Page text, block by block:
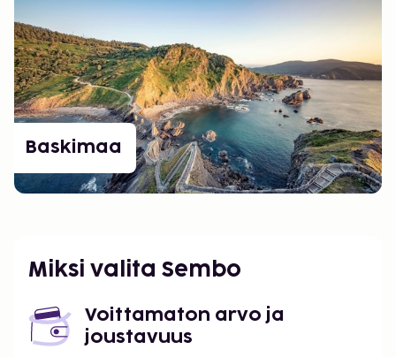
Baskimaa
Miksi valita Sembo
Voittamaton arvo ja
joustavuus